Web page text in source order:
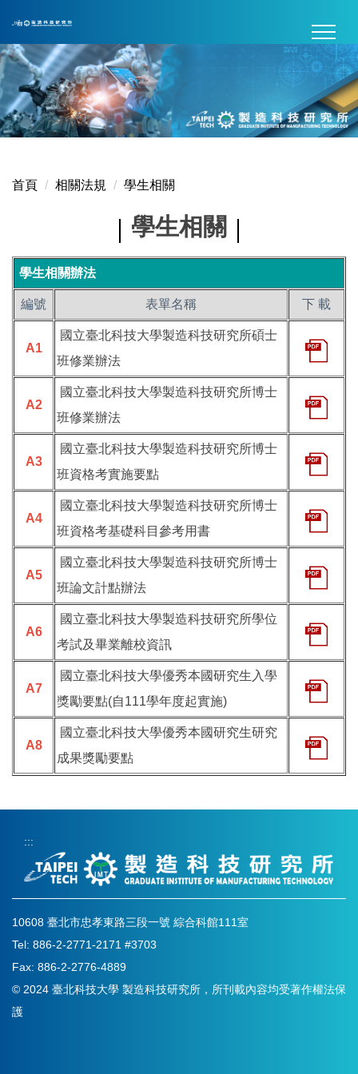
主
內
容
區
首頁 相關法規 學生相關
學生相關
學生相關辦法
編號 表單名稱 下 載
A1
國立臺北科技大學製造科技研究所碩士
班修業辦法
A2
國立臺北科技大學製造科技研究所博士
班修業辦法
A3
國立臺北科技大學製造科技研究所博士
班資格考實施要點
A4
國立臺北科技大學製造科技研究所博士
班資格考基礎科目參考用書
A5
國立臺北科技大學製造科技研究所博士
班論文計點辦法
A6
國立臺北科技大學製造科技研究所學位
考試及畢業離校資訊
A7
國立臺北科技大學優秀本國研究生入學
獎勵要點(自111學年度起實施)
A8
國立臺北科技大學優秀本國研究生研究
成果獎勵要點
:::
10608 臺北市忠孝東路三段一號 綜合科館111室
Tel: 886-2-2771-2171 #3703
Fax: 886-2-2776-4889
© 2024 臺北科技大學 製造科技研究所，所刊載內容均受著作權法保
護